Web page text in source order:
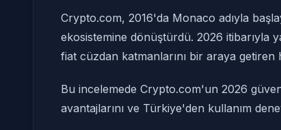
Crypto.com, 2016'da Monaco adıyla
ekosistemine dönüştürdü. 2026 itibarıyla
fiat cüzdan katmanlarını bir araya
Bu incelemede Crypto.com'un 2026
avantajlarını ve Türkiye'den kullanım